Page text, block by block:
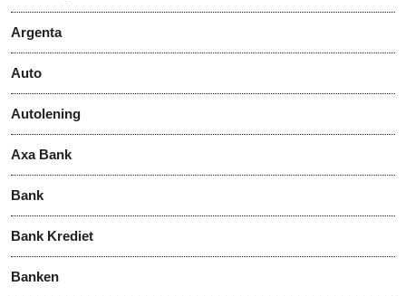
Argenta
Auto
Autolening
Axa Bank
Bank
Bank Krediet
Banken